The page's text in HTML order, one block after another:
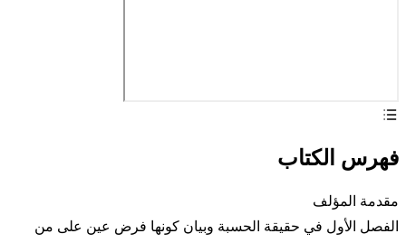
فهرس الكتاب
مقدمة المؤلف
الفصل الأول في حقيقة الحسبة وبيان كونها فرض عين على من